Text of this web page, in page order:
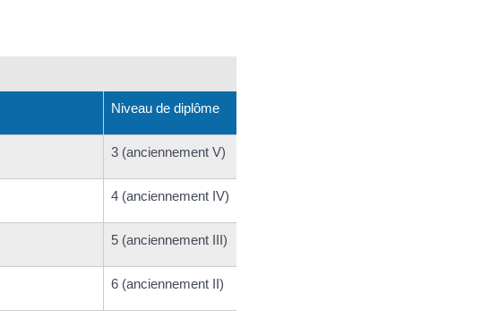
Niveau de diplôme
3 (anciennement V)
4 (anciennement IV)
5 (anciennement III)
6 (anciennement II)